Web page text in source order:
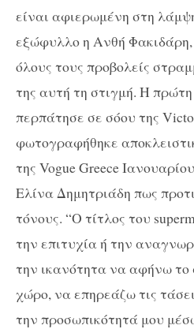
είναι αφιερωμένη στη
εξώφυλλο η Ανθή Φακιδάρη,
όλους τους προβολείς
της αυτή τη στιγμή. Η
περπάτησε σε σόου της
φωτογραφήθηκε
της Vogue Greece
Ελίνα Δημητριάδη πως
τόνους. “Ο τίτλος του
την επιτυχία ή την
την ικανότητα να αφήνω
χώρο, να επηρεάζω τις
την προσωπικότητά μου